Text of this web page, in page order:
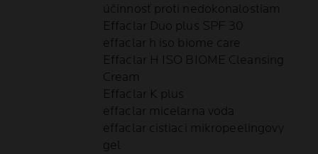
účinnosť proti nedokonalostiam
Effaclar Duo plus SPF 30
effaclar h iso biome care
Effaclar H ISO BIOME Cleansing
Cream
Effaclar K plus
effaclar micelarna voda
effaclar cistiaci mikropeelingovy
gel